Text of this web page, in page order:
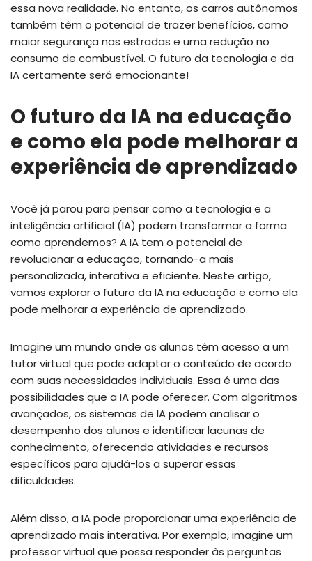
essa nova realidade. No entanto, os carros autônomos
também têm o potencial de trazer benefícios, como
maior segurança nas estradas e uma redução no
consumo de combustível. O futuro da tecnologia e da
IA certamente será emocionante!
O futuro da IA na educação
e como ela pode melhorar a
experiência de aprendizado
Você já parou para pensar como a tecnologia e a
inteligência artificial (IA) podem transformar a forma
como aprendemos? A IA tem o potencial de
revolucionar a educação, tornando-a mais
personalizada, interativa e eficiente. Neste artigo,
vamos explorar o futuro da IA na educação e como ela
pode melhorar a experiência de aprendizado.
Imagine um mundo onde os alunos têm acesso a um
tutor virtual que pode adaptar o conteúdo de acordo
com suas necessidades individuais. Essa é uma das
possibilidades que a IA pode oferecer. Com algoritmos
avançados, os sistemas de IA podem analisar o
desempenho dos alunos e identificar lacunas de
conhecimento, oferecendo atividades e recursos
específicos para ajudá-los a superar essas
dificuldades.
Além disso, a IA pode proporcionar uma experiência de
aprendizado mais interativa. Por exemplo, imagine um
professor virtual que possa responder às perguntas